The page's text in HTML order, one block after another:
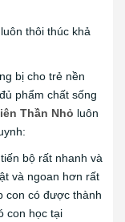
thôi thúc khả
bị cho trẻ nền
phẩm chất sống
Thần Nhỏ luôn
bộ rất nhanh và
và ngoan hơn rất
con có được thành
con học tại